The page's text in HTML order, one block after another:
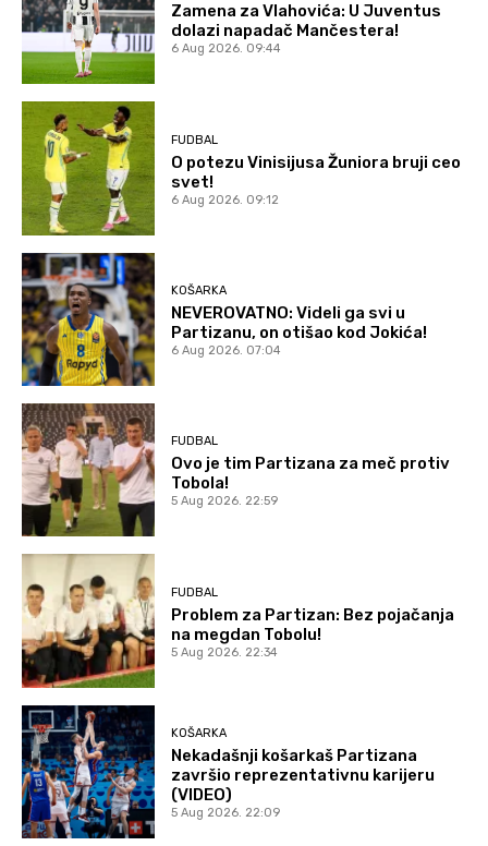
Zamena za Vlahovića: U Juventus
dolazi napadač Mančestera!
6 Aug 2026. 09:44
FUDBAL
O potezu Vinisijusa Žuniora bruji ceo
svet!
6 Aug 2026. 09:12
KOŠARKA
NEVEROVATNO: Videli ga svi u
Partizanu, on otišao kod Jokića!
6 Aug 2026. 07:04
FUDBAL
Ovo je tim Partizana za meč protiv
Tobola!
5 Aug 2026. 22:59
FUDBAL
Problem za Partizan: Bez pojačanja
na megdan Tobolu!
5 Aug 2026. 22:34
KOŠARKA
Nekadašnji košarkaš Partizana
završio reprezentativnu karijeru
(VIDEO)
5 Aug 2026. 22:09